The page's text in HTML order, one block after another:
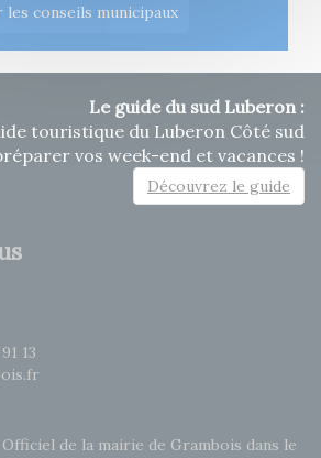
les conseils municipaux
Le guide du sud Luberon :
touristique du Luberon Côté sud
vos week-end et vacances !
Découvrez le guide
13
de la mairie de Grambois dans le